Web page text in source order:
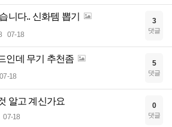
니다.. 신화템 뽑기
07-18
3
댓글
인데 무기 추천좀
07-18
5
댓글
알고 계신가요
07-18
0
댓글